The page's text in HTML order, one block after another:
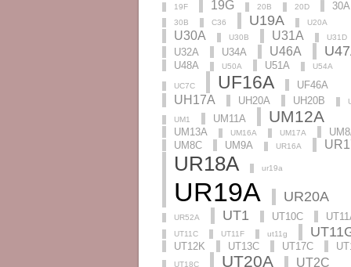
19F 19G 20B 20D 30A
30B C36 U19A U20A
U30A U30B U31A U31D
U32A U34A U46A
U48A U50A U51A U54A
UC7C UF16A UF46A
UH17A UH20A UH20B
UM1 UM11A UM12A
UM13A UM16A UM17A
UM8C
UM9A UR16A
UR18A ur19a
UR19A UR20A
UR52A UT1 UT10C
UT11C UT11F ut11g
UT12K UT13C UT17C
UT18C UT20A UT2C